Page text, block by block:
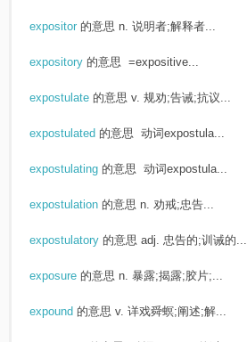
expositor 的意思 n. 说明者;解释者...
expository 的意思 =expositive...
expostulate 的意思 v. 规劝;告诫;抗议...
expostulated 的意思 动词expostula...
expostulating 的意思 动词expostula...
expostulation 的意思 n. 劝戒;忠告...
expostulatory 的意思 adj. 忠告的;训诫的...
exposure 的意思 n. 暴露;揭露;胶片;...
expound 的意思 v. 详戏舜螟;阐述;解...